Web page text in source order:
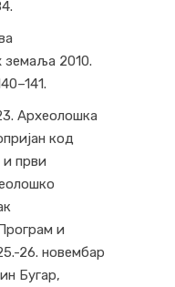
земаља 2010.
Археолошка
код
први
и
26. новембар
Бугар,